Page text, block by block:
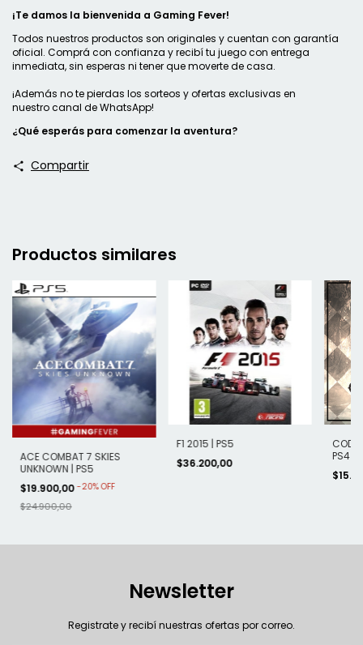
¡Te damos la bienvenida a Gaming Fever!
Todos nuestros productos son originales y cuentan con garantía
oficial. Comprá con confianza y recibí tu juego con entrega
inmediata, sin esperas ni tener que moverte de casa.
¡Además no te pierdas los sorteos y ofertas exclusivas en
nuestrocanal de WhatsApp!
¿Qué esperás para comenzar la aventura?
Compartir
Productos similares
ACE COMBAT 7 SKIES
UNKNOWN | PS5
$19.900,00 -20%OFF
$24.900,00
F1 2015 | PS5
$36.200,00
CODE
PS4
Newsletter
Registrate y recibí nuestras ofertas por correo.